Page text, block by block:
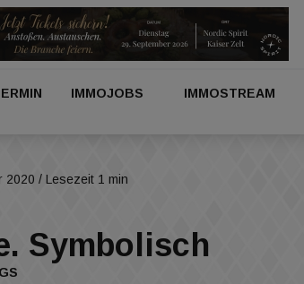
IMMOJOBS IMMOSTREAM
2020 / Lesezeit 1 min
Symbolisch